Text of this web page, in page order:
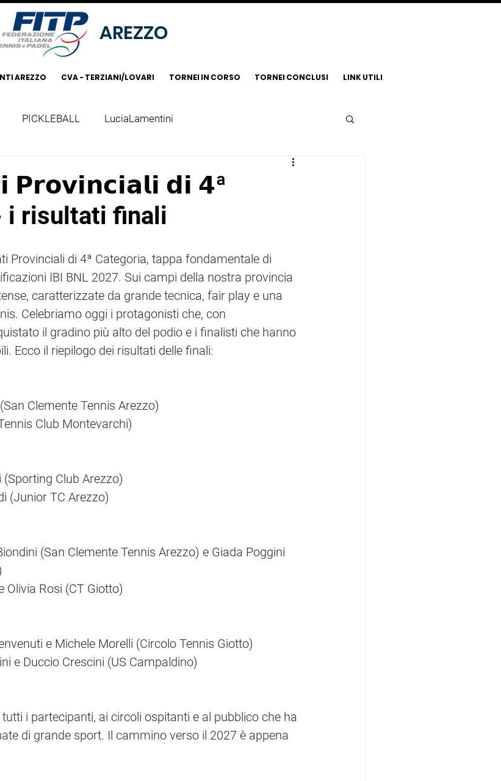
AREZZO
AREZZO CVA - TERZIANI/LOVARI TORNEI IN CORSO TORNEI CONCLUSI LINK UTILI
PICKLEBALL LuciaLamentini
𝗱𝗶 𝟰ª
risultati finali
Provinciali di 4ª Categoria, tappa fondamentale di
IBI BNL 2027. Sui campi della nostra provincia
caratterizzate da grande tecnica, fair play e una
Celebriamo oggi i protagonisti che, con
il gradino più alto del podio e i finalisti che hanno
Ecco il riepilogo dei risultati delle finali:
Clemente Tennis Arezzo)
Club Montevarchi)
Club Arezzo)
(Junior TC Arezzo)
(San Clemente Tennis Arezzo) e Giada Poggini
Olivia Rosi (CT Giotto)
e Michele Morelli (Circolo Tennis Giotto)
e Duccio Crescini (US Campaldino)
i partecipanti, ai circoli ospitanti e al pubblico che ha
di grande sport. Il cammino verso il 2027 è appena